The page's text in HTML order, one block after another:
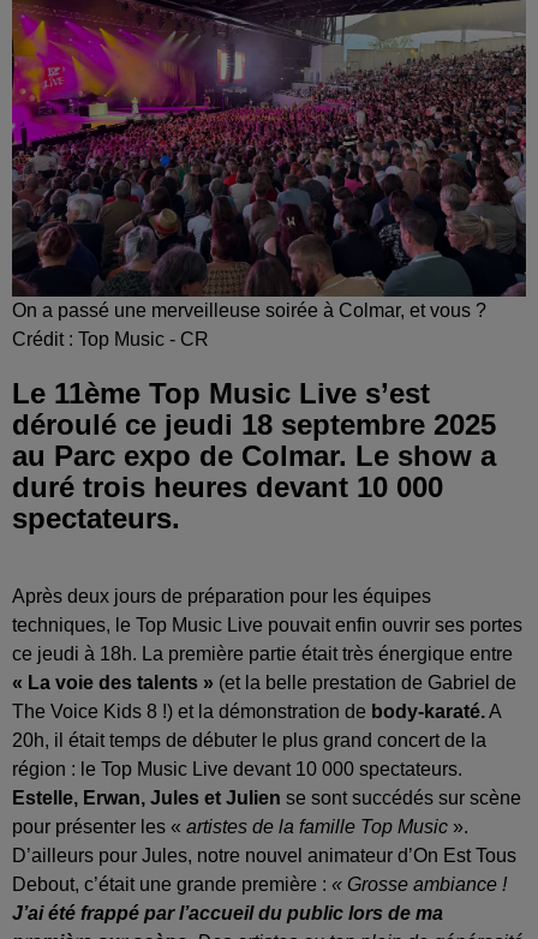
On a passé une merveilleuse soirée à Colmar, et vous ?
Crédit : Top Music - CR
Le 11ème Top Music Live s’est
déroulé ce jeudi 18 septembre 2025
au Parc expo de Colmar. Le show a
duré trois heures devant 10 000
spectateurs.
Après deux jours de préparation pour les équipes
techniques, le Top Music Live pouvait enfin ouvrir ses portes
ce jeudi à 18h. La première partie était très énergique entre
« La voie des talents » (et la belle prestation de Gabriel de
The Voice Kids 8 !) et la démonstration de body-karaté.A
20h, il était temps de débuter le plus grand concert de la
région : le Top Music Live devant 10 000 spectateurs.
Estelle, Erwan, Jules et Julien se sont succédés sur scène
pour présenter les « artistes de la famille Top Music ».
D’ailleurs pour Jules, notre nouvel animateur d’On Est Tous
Debout, c’était une grande première : « Grosse ambiance !
J’ai été frappé par l’accueil du public lors de ma